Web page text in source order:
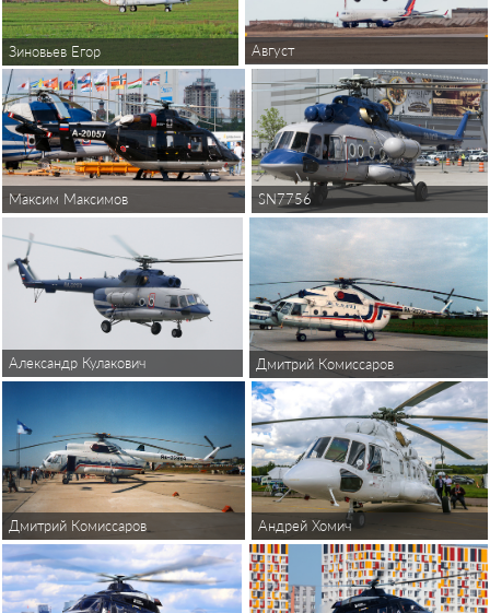
Зиновьев Егор Август
Максим Максимов SN7756
Александр Кулакович Дмитрий Комиссаров
Дмитрий Комиссаров Андрей Хомич